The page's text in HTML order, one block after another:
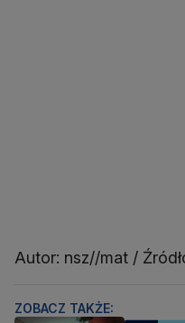
Autor: nsz//mat /
ZOBACZ TAKŻE: